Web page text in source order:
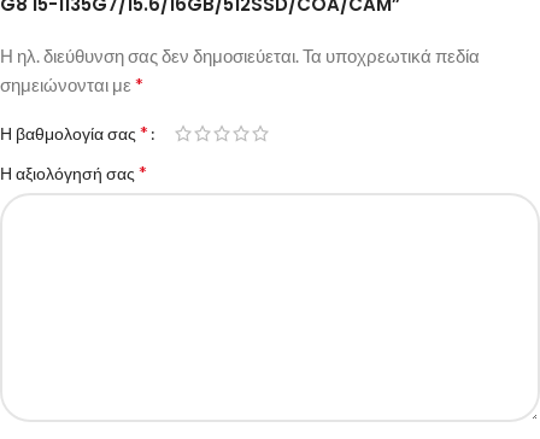
Η ηλ. διεύθυνση σας δεν δημοσιεύεται.Τα υποχρεωτικά πεδία
σημειώνονται με *
Η βαθμολογία σας *
Η αξιολόγησή σας *